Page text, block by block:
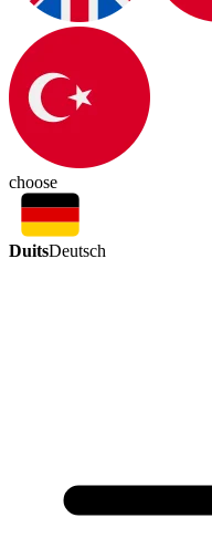
choose
DuitsDeutsch